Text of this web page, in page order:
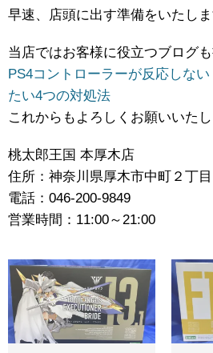
早速、店頭に出す準備をいたしま
当店ではお客様に役立つブログも
PS4コントローラーが反応しな
たい4つの対処法
これからもよろしくお願いいたし
桃太郎王国 本厚木店
住所：神奈川県厚木市中町２丁目
電話：046-200-9849
営業時間：11:00～21:00